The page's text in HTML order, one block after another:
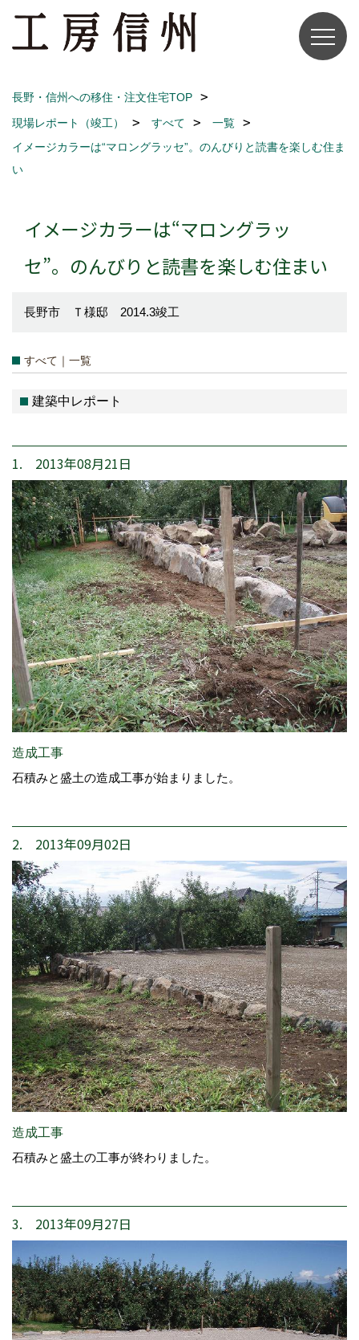
長野・信州への移住・注文住宅TOP
現場レポート（竣工）
すべて
一覧
イメージカラーは“マロングラッセ”。のんびりと読書を楽しむ住ま
い
イメージカラーは“マロングラッ
セ”。のんびりと読書を楽しむ住まい
長野市 Ｔ様邸 2014.3竣工
すべて｜一覧
建築中レポート
1. 2013年08月21日
造成工事
石積みと盛土の造成工事が始まりました。
2. 2013年09月02日
造成工事
石積みと盛土の工事が終わりました。
3. 2013年09月27日